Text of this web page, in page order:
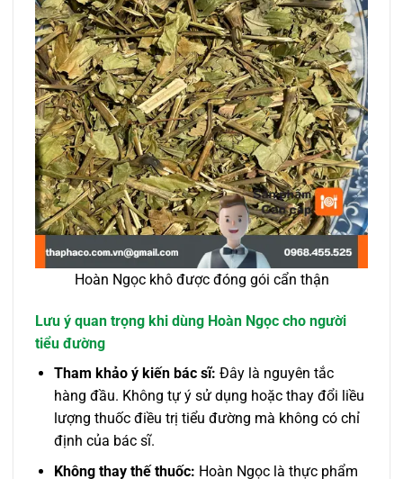
Hoàn Ngọc khô được đóng gói cẩn thận
Lưu ý quan trọng khi dùng Hoàn Ngọc cho người
tiểu đường
Tham khảo ý kiến bác sĩ: Đây là nguyên tắc
hàng đầu. Không tự ý sử dụng hoặc thay đổi liều
lượng thuốc điều trị tiểu đường mà không có chỉ
định của bác sĩ.
Không thay thế thuốc: Hoàn Ngọc là thực phẩm